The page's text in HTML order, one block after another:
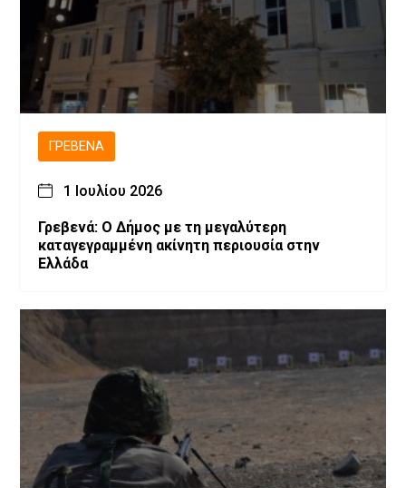
ΓΡΕΒΕΝΆ
1 Ιουλίου 2026
Γρεβενά: Ο Δήμος με τη μεγαλύτερη
καταγεγραμμένη ακίνητη περιουσία στην
Ελλάδα